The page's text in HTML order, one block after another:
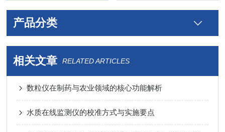
产品分类
相关文章 RELATED ARTICLES
数粒仪在制药与农业领域的核心功能解析
水质在线监测仪的校准方式与实施要点